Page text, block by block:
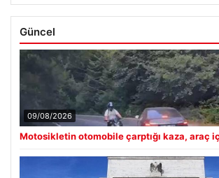
Güncel
09/08/2026
Motosikletin otomobile çarptığı kaza, araç